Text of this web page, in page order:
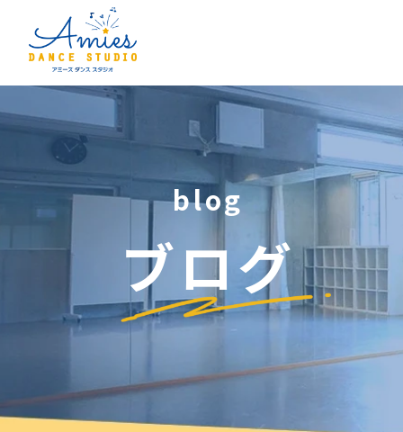
blog
ブログ